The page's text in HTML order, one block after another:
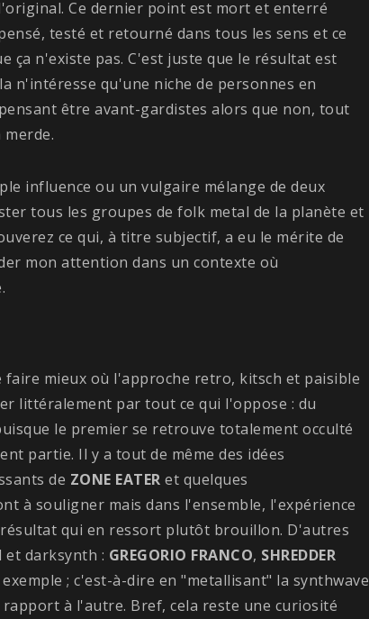
Ce dernier point est mort et enterré
testé et retourné dans tous les sens et ce
ça n'existe pas. C'est juste que le résultat est
n'intéresse qu'une niche de personnes en
être avant-gardistes alors que non, tout
influence ou un vulgaire mélange de deux
tous les groupes de folk metal de la planète et
ce qui, à titre subjectif, a eu le mérite de
mon attention dans un contexte où
mieux où l'approche retro, kitsch et paisible
littéralement par tout ce qui l'oppose : du
le premier se retrouve totalement occulté
partie. Il y a tout de même des idées
de ZONE EATER et quelques
à souligner mais dans l'ensemble, l'expérience
qui en ressort plutôt brouillon. D'autres
darksynth : GREGORIO FRANCO, SHREDDER
; c'est-à-dire en "metallisant" la synthwave
à l'autre. Bref, cela reste une curiosité